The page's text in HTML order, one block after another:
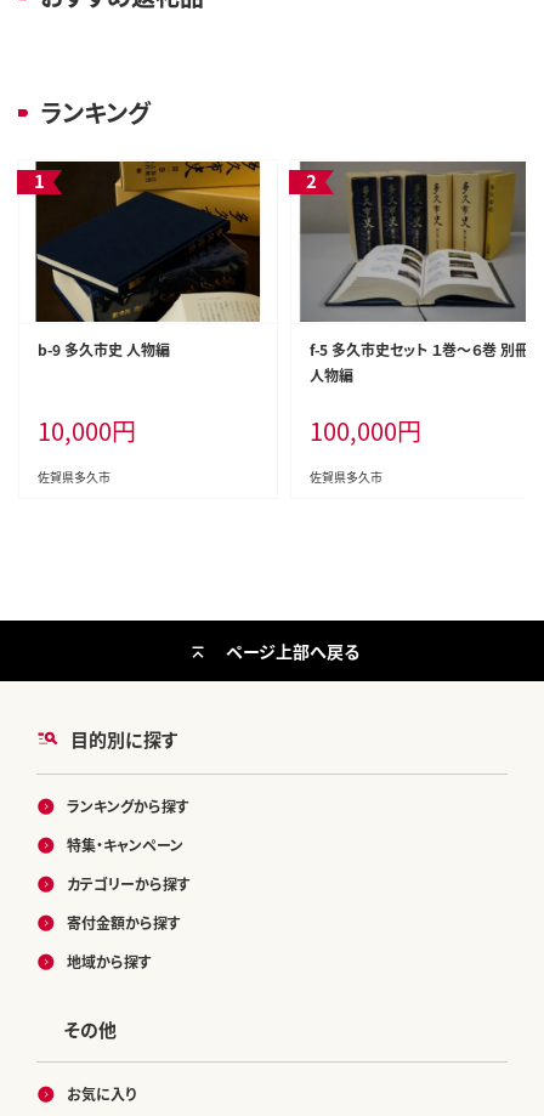
ランキング
b-9 多久市史 人物編
10,000円
佐賀県多久市
f-5 多久市史セット １巻～６巻 別冊
人物編
100,000円
佐賀県多久市
目的別に探す
ランキングから探す
特集・キャンペーン
カテゴリーから探す
寄付金額から探す
地域から探す
その他
お気に入り
ページ上部へ戻る